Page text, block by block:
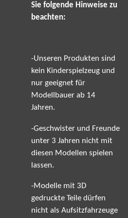
Sie folgende Hinweise zu
beachten:
-Unseren Produkten sind
kein Kinderspielzeug und
nur geeignet für
Modellbauer ab 14
Jahren.
-Geschwister und Freunde
unter 3 Jahren nicht mit
diesen Modellen spielen
lassen.
-Modelle mit 3D
gedruckte Teile dürfen
nicht als Aufsitzfahrzeuge